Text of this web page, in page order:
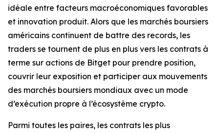
idéale entre facteurs macroéconomiques favorables
et innovation produit. Alors que les marchés boursiers
américains continuent de battre des records, les
traders se tournent de plus en plus vers les contrats à
terme sur actions de Bitget pour prendre position,
couvrir leur exposition et participer aux mouvements
des marchés boursiers mondiaux avec un mode
d’exécution propre à l’écosystème crypto.
Parmi toutes les paires, les contrats les plus